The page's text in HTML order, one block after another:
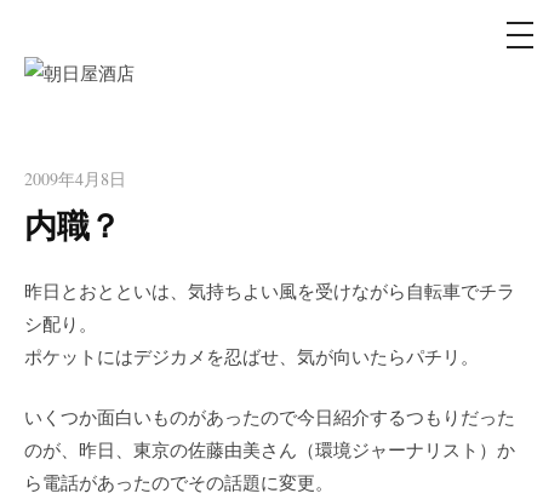
コ
ン
へ
キ
ッ
プ
メ
ニ
2009年4月8日
内職？
昨日とおとといは、気持ちよい風を受けながら自転車でチラ
シ配り。
ポケットにはデジカメを忍ばせ、気が向いたらパチリ。
いくつか面白いものがあったので今日紹介するつもりだった
のが、昨日、東京の佐藤由美さん（環境ジャーナリスト）か
ら電話があったのでその話題に変更。